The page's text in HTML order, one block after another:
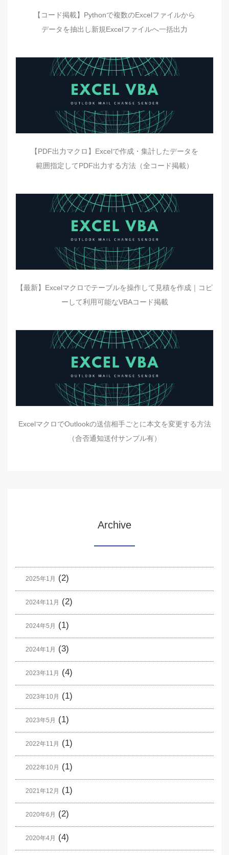
【コード掲載】Pythonで複数のExcelファイルから
データを抽出し新規Excelファイルへ一括出力
【PDF出力マクロ】Excelで作成・集計したデータを
範囲指定してPDF出力する方法（全コード掲載）
【最新】Excelマクロでテーブルを操作して見積を作成｜コピ
ーして利用可能なVBAコード掲載
ExcelマクロでOutlookの送信相手ごとに本文を変更する方法
（合否通知送付サンプル有）
Archive
2025年1月 (2)
2024年11月 (2)
2024年5月 (1)
2024年1月 (3)
2023年11月 (4)
2023年10月 (1)
2023年5月 (1)
2022年11月 (1)
2022年10月 (1)
2021年12月 (1)
2020年6月 (2)
2020年4月 (4)